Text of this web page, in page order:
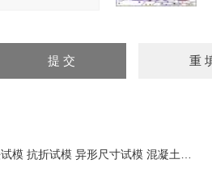
抗折试模 异形尺寸试模 混凝土弹性模量试模